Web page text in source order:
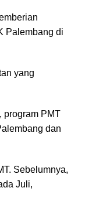
Palembang di
yang
program PMT
dan
Sebelumnya,
Juli,